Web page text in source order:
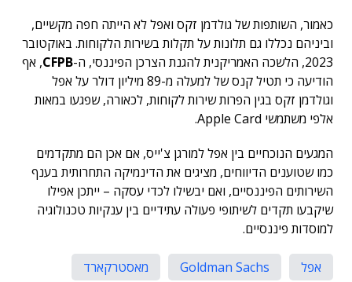
כאמור, השותפות של גולדמן זקס ואפל לא הייתה חפה מקשיים,
וביניהם נכללו גם תלונות על תקלות בשירות הלקוחות. באוקטובר
2023, הלשכה האמריקנית להגנת הצרכן הפיננסי, ה-
CFPB, אף
הודיעה כי תטיל קנס של למעלה מ-89 מיליון דולר על אפל
וגולדמן זקס בגין הפרות שירות לקוחות, לכאורה, שפגעו במאות
אלפי משתמשי Apple Card.
המגעים הנוכחיים בין אפל למורגן צ'ייס, אם אכן הם מתקדמים
כמו שטוענים הדיווחים, מציגים את הדינמיקה התחרותית בענף
השירותים הפיננסיים, ואם יבשילו לכדי עסקה – ייתכן אפילו
שיקבעו תקדים לשיתופי פעולה עתידיים בין ענקיות טכנולוגיה
למוסדות פיננסיים.
אפל Goldman Sachs
מאסטרקארד